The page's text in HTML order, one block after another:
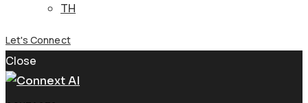
TH
Let's Connect
Close